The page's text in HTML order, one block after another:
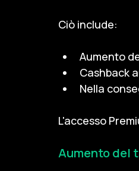
Ciò include:
Aumento
Cashback
Nella
L'accesso
Aumento del